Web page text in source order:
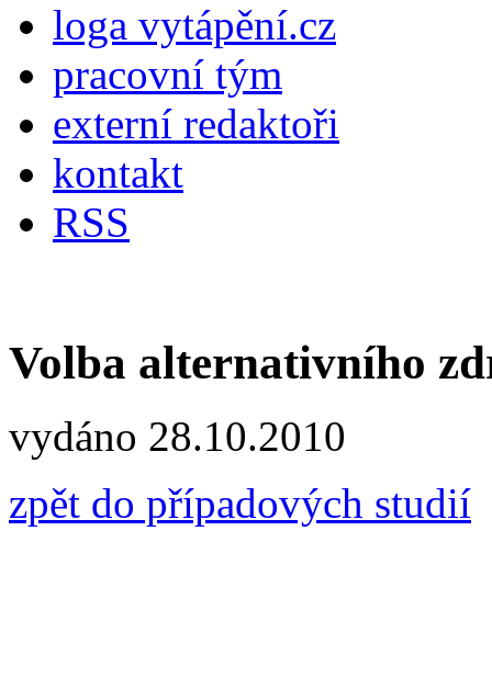
loga vytápění.cz
pracovní tým
externí redaktoři
kontakt
RSS
Volba alternativního
vydáno 28.10.2010
zpět do případových studií